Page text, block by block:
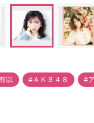
以 #ＡＫＢ４８ #